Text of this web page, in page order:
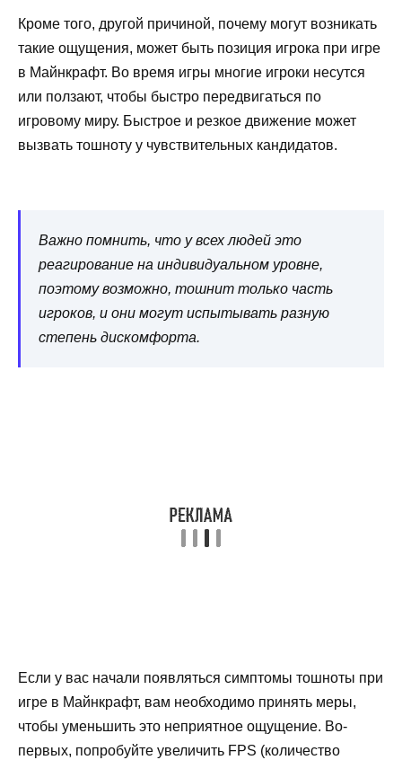
Кроме того, другой причиной, почему могут возникать
такие ощущения, может быть позиция игрока при игре
в Майнкрафт. Во время игры многие игроки несутся
или ползают, чтобы быстро передвигаться по
игровому миру. Быстрое и резкое движение может
вызвать тошноту у чувствительных кандидатов.
Важно помнить, что у всех людей это
реагирование на индивидуальном уровне,
поэтому возможно, тошнит только часть
игроков, и они могут испытывать разную
степень дискомфорта.
Если у вас начали появляться симптомы тошноты при
игре в Майнкрафт, вам необходимо принять меры,
чтобы уменьшить это неприятное ощущение. Во-
первых, попробуйте увеличить FPS (количество